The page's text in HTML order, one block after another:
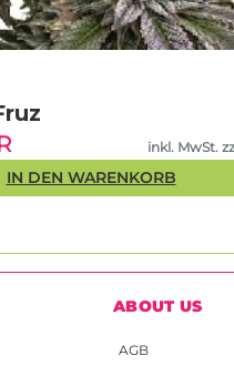
inkl. MwSt.
IN DEN WARENKORB
ABOUT US
AGB